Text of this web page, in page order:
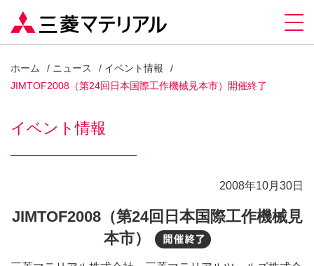
ホーム ニュース
イベント情報
JIMTOF2008（第24回日本国際工作機械見本市）開催終了
イベント情報
2008年10月30日
JIMTOF2008（第24回日本国際工作機械見
本市）
開催終了